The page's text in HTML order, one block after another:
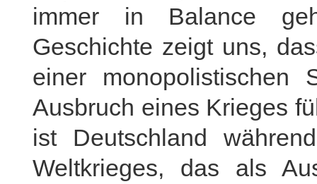
immer in Balance
Geschichte zeigt uns,
einer monopolistischen
Ausbruch eines Krieges
ist Deutschland
Weltkrieges, das als